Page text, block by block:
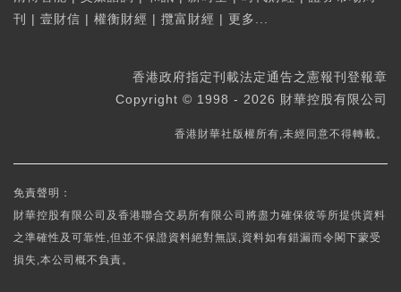
刊
| 壹財信 | 權衡財經 | 攬富財經 | 更多...
香港政府指定刊載法定通告之憲報刊登報章
Copyright © 1998 - 2026 財華控股有限公司
香港財華社版權所有,未經同意不得轉載。
免責聲明：
財華控股有限公司及香港聯合交易所有限公司將盡力確保彼等所提供資料
之準確性及可靠性,但並不保證資料絕對無誤,資料如有錯漏而令閣下蒙受
損失,本公司概不負責。